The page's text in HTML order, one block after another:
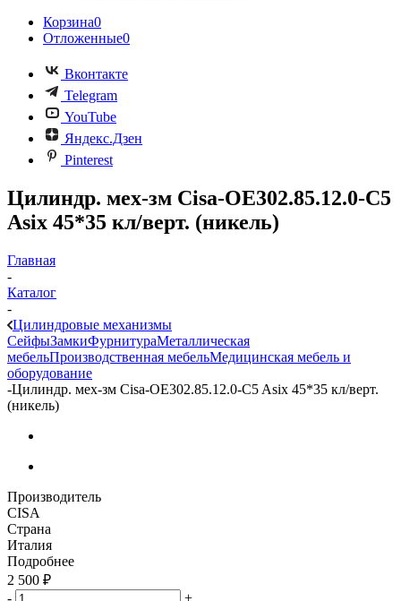
Корзина0
Отложенные0
Вконтакте
Telegram
YouTube
Яндекс.Дзен
Pinterest
Цилиндр. мех-зм Cisa-OE302.85.12.0-C5
Asix 45*35 кл/верт. (никель)
Главная
-
Каталог
-
Цилиндровые механизмы
СейфыЗамкиФурнитураМеталлическая
мебельПроизводственная мебельМедицинская мебель и
оборудование
-Цилиндр. мех-зм Cisa-OE302.85.12.0-C5 Asix 45*35 кл/верт.
(никель)
Производитель
CISA
Страна
Италия
Подробнее
2 500 ₽
-
+